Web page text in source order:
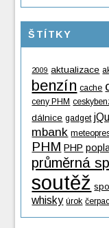
ŠTÍTKY
2009 aktualizace
benzín cache
ceny PHM
dálnice gadget
mbank
PHM PHP
průměrná
soutěž
whisky úrok